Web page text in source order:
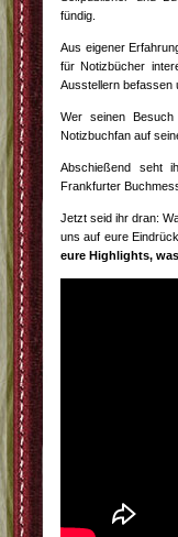
fündig.
Aus eigener
für Notizbücher
Ausstellern befassen
Wer seinen
Notizbuchfan auf
Abschießend seht
Frankfurter
Jetzt seid ihr dran:
uns auf eure
eure Highlights,